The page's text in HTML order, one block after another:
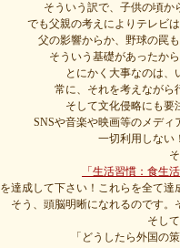
そういう訳で、子供の頃
でも父親の考えによりテレビ
父の影響からか、野球の罠
そういう基礎があったか
とにかく大事なのは
常に、それを考えながら
そして文化侵略にも要
SNSや音楽や映画等のメデ
一切利用しない
「生活習慣：食生
を達成して下さい！これらを全て
そう、頭脳明晰になれるのです
そし
「どうしたら外国の